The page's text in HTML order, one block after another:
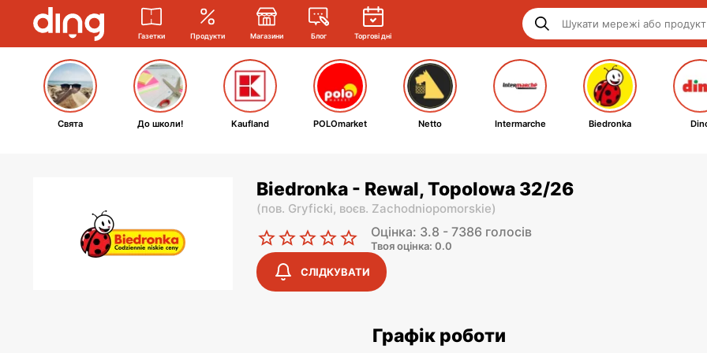
Газетки Продукти Магазини Блог Торгові дні
Свята До школи! Kaufland POLOmarket Netto Intermarche Biedronka
Biedronka - Rewal, Topolowa 32/26
(пов. Gryficki, воєв. Zachodniopomorskie)
Оцінка: 3.8 - 7386 голосів
Твоя оцінка: 0.0
СЛІДКУВАТИ
Графік роботи